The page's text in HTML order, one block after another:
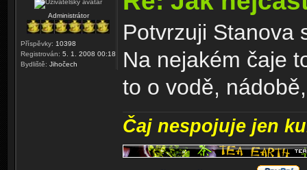
Administrátor
Příspěvky: 10398
Registrován: 5. 1. 2008 00:18
Bydliště: Jihočech
Potvrzuji Stanova
Na nejakém čaje
to o vodě,
Čaj nespojuje jen